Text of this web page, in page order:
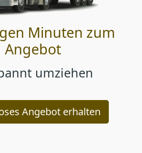
Minuten zum
Angebot
umziehen
Angebot erhalten